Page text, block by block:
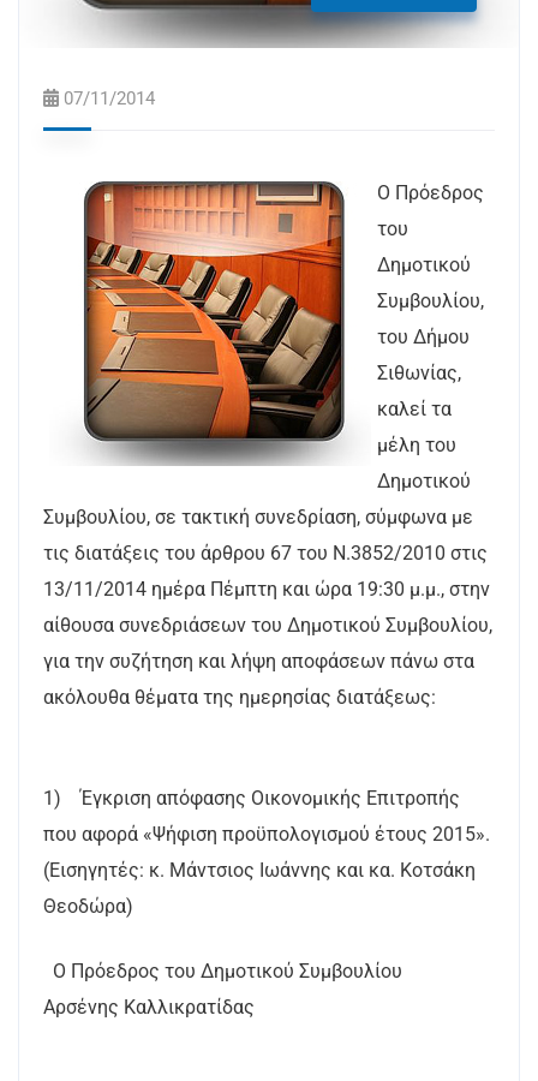
07/11/2014
Ο Πρόεδρος
του
Δημοτικού
Συμβουλίου,
του Δήμου
Σιθωνίας,
καλεί τα
μέλη του
Δημοτικού
Συμβουλίου, σε τακτική συνεδρίαση, σύμφωνα με
τις διατάξεις του άρθρου 67 του Ν.3852/2010 στις
13/11/2014 ημέρα Πέμπτη και ώρα 19:30 μ.μ., στην
αίθουσα συνεδριάσεων του Δημοτικού Συμβουλίου,
για την συζήτηση και λήψη αποφάσεων πάνω στα
ακόλουθα θέματα της ημερησίας διατάξεως:
1) Έγκριση απόφασης Οικονομικής Επιτροπής
που αφορά «Ψήφιση προϋπολογισμού έτους 2015».
(Εισηγητές: κ. Μάντσιος Ιωάννης και κα. Κοτσάκη
Θεοδώρα)
Ο Πρόεδρος του Δημοτικού Συμβουλίου
Αρσένης Καλλικρατίδας